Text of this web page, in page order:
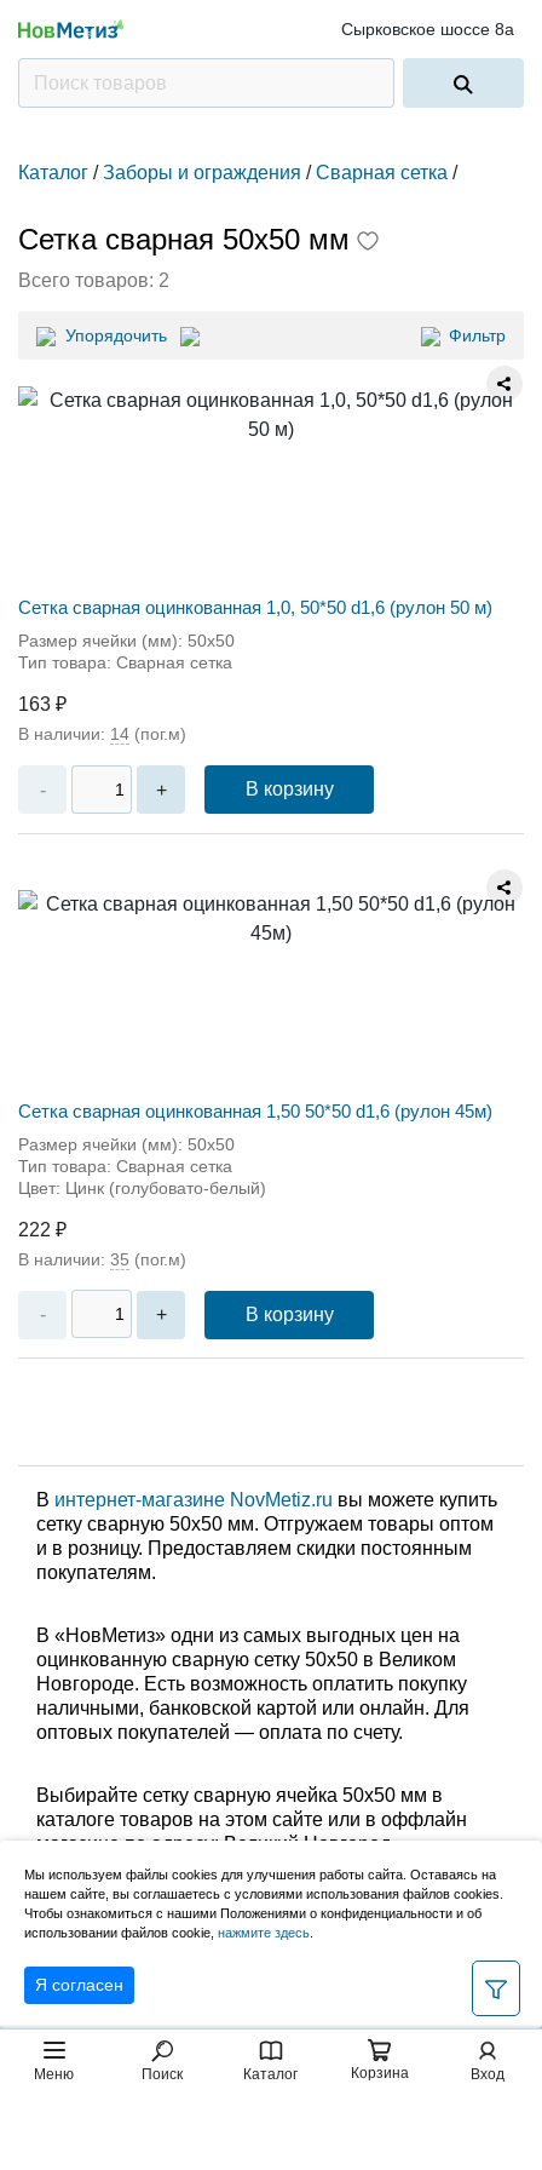
Меню Поиск Каталог Корзина Вход
Сырковское шоссе 8а
Каталог / Заборы и ограждения / Сварная сетка /
Сетка сварная 50x50 мм
Всего товаров: 2
Упорядочить Фильтр
Сетка сварная оцинкованная 1,0, 50*50 d1,6 (рулон 50 м)
Размер ячейки (мм): 50х50
Тип товара: Сварная сетка
163 ₽
В наличии: 14 (пог.м)
- + В корзину
Сетка сварная оцинкованная 1,50 50*50 d1,6 (рулон 45м)
Размер ячейки (мм): 50х50
Тип товара: Сварная сетка
Цвет: Цинк (голубовато-белый)
222 ₽
В наличии: 35 (пог.м)
- + В корзину
В интернет-магазине NovMetiz.ru вы можете купить
сетку сварную 50х50 мм. Отгружаем товары оптом
и в розницу. Предоставляем скидки постоянным
покупателям.
В «НовМетиз» одни из самых выгодных цен на
оцинкованную сварную сетку 50х50 в Великом
Новгороде. Есть возможность оплатить покупку
наличными, банковской картой или онлайн. Для
оптовых покупателей — оплата по счету.
Выбирайте сетку сварную ячейка 50х50 мм в
каталоге товаров на этом сайте или в оффлайн
магазине по адресу: Великий Новгород,
Сырковское шоссе, 8а (по будням с 9:00 до 17:00, в
субботу с 9:00 до 13:00). Забрать заказ можно
лично в пункте выдачи или оформить доставку до
дома.
Мы используем файлы cookies для улучшения работы сайта. Оставаясь на
нашем сайте, вы соглашаетесь с условиями использования файлов cookies.
Чтобы ознакомиться с нашими Положениями о конфиденциальности и об
использовании файлов cookie, нажмите здесь
Я согласен